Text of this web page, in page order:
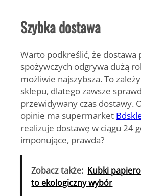
Szybka dostawa
Warto podkreślić, że dostawa
spożywczych odgrywa dużą
możliwie najszybsza. To
sklepu, dlatego zawsze
przewidywany czas dostawy.
opinie ma supermarket
realizuje dostawę w ciągu 24
imponujące, prawda?
Zobacz także: Kubki
to ekologiczny wybór